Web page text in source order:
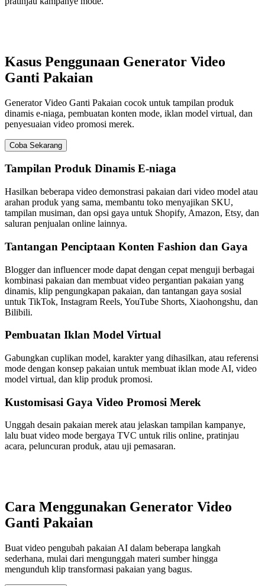
Kasus Penggunaan Generator Video
Ganti Pakaian
Generator Video Ganti Pakaian cocok untuk tampilan produk
dinamis e-niaga, pembuatan konten mode, iklan model virtual, dan
penyesuaian video promosi merek.
Coba Sekarang
Tampilan Produk Dinamis E-niaga
Hasilkan beberapa video demonstrasi pakaian dari video model atau
arahan produk yang sama, membantu toko menyajikan SKU,
tampilan musiman, dan opsi gaya untuk Shopify, Amazon, Etsy, dan
saluran penjualan online lainnya.
Tantangan Penciptaan Konten Fashion dan Gaya
Blogger dan influencer mode dapat dengan cepat menguji berbagai
kombinasi pakaian dan membuat video pergantian pakaian yang
dinamis, klip pengungkapan pakaian, dan tantangan gaya sosial
untuk TikTok, Instagram Reels, YouTube Shorts, Xiaohongshu, dan
Bilibili.
Pembuatan Iklan Model Virtual
Gabungkan cuplikan model, karakter yang dihasilkan, atau referensi
mode dengan konsep pakaian untuk membuat iklan mode AI, video
model virtual, dan klip produk promosi.
Kustomisasi Gaya Video Promosi Merek
Unggah desain pakaian merek atau jelaskan tampilan kampanye,
lalu buat video mode bergaya TVC untuk rilis online, pratinjau
acara, peluncuran produk, atau uji pemasaran.
Cara Menggunakan Generator Video
Ganti Pakaian
Buat video pengubah pakaian AI dalam beberapa langkah
sederhana, mulai dari mengunggah materi sumber hingga
mengunduh klip transformasi pakaian yang bagus.